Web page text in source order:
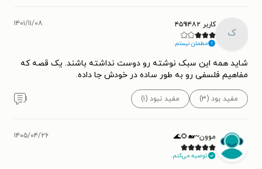
ک
کاربر ۴۵۹۱۴۸۲
مطمئن نیستم.
۱۴۰۱/۱۱/۰۸
شاید همه این سبک نوشته رو دوست نداشته باشند. یک قصه که
مفاهیم فلسفی رو به طور ساده در خودش جا داده.
مفید بود (۳) مفید نبود (۱) ۱
موون~🐋🌻🌊
توصیه می‌کنم.
۱۴۰۵/۰۴/۲۶